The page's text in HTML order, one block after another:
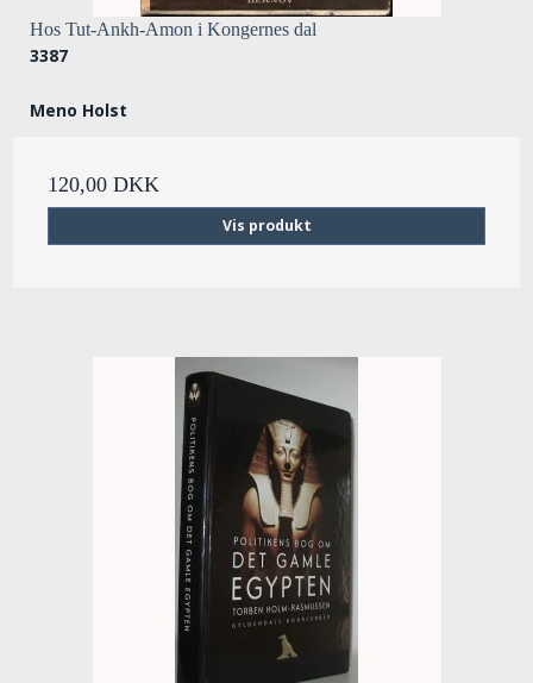
Hos Tut-Ankh-Amon i Kongernes dal
3387
Meno Holst
120,00 DKK
Vis produkt